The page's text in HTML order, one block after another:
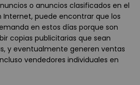
o anuncios clasificados en el
Internet, puede encontrar que los
en estos días porque son
copias publicitarias que sean
y eventualmente generen ventas
vendedores individuales en